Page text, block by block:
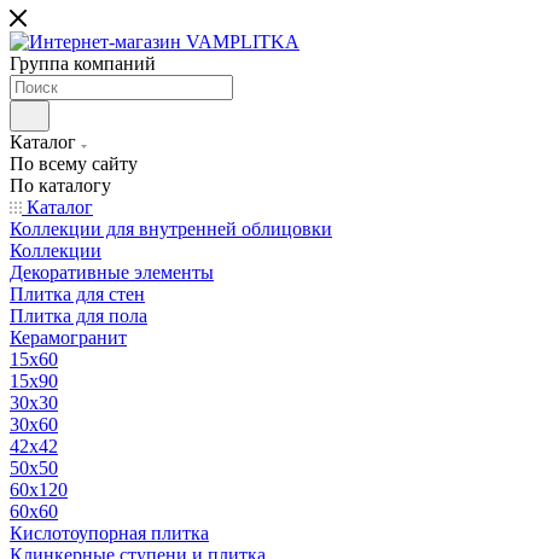
Группа компаний
Каталог
По всему сайту
По каталогу
Каталог
Коллекции для внутренней облицовки
Коллекции
Декоративные элементы
Плитка для стен
Плитка для пола
Керамогранит
15х60
15x90
30х30
30х60
42х42
50х50
60х120
60х60
Кислотоупорная плитка
Клинкерные ступени и плитка